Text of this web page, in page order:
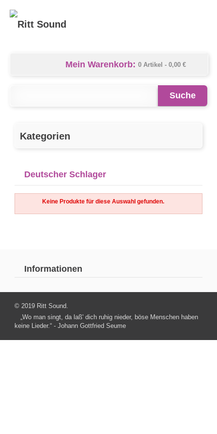
Mein Warenkorb: 0 Artikel - 0,00 €
Suche
Kategorien
Deutscher Schlager
Keine Produkte für diese Auswahl gefunden.
Informationen
© 2019 Ritt Sound.
„Wo man singt, da laß' dich ruhig nieder, böse Menschen haben
keine Lieder.“ - Johann Gottfried Seume